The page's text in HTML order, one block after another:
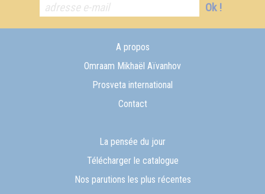
Ok !
A propos
Omraam Mikhaël Aïvanhov
Prosveta international
Contact
La pensée du jour
Télécharger le catalogue
Nos parutions les plus récentes